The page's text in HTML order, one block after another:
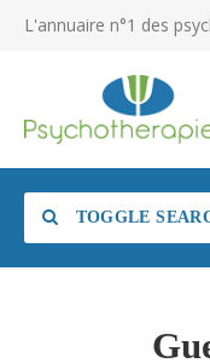
L'annuaire n°1 des
TOGGLE